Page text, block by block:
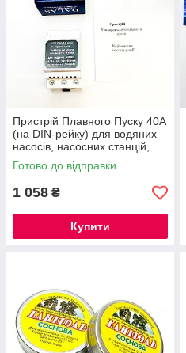
Пристрій Плавного Пуску 40А
(на DIN-рейку) для водяних
насосів, насосних станцій,
двигунів DALAS
Готово до відправки
1 058 ₴
Купити